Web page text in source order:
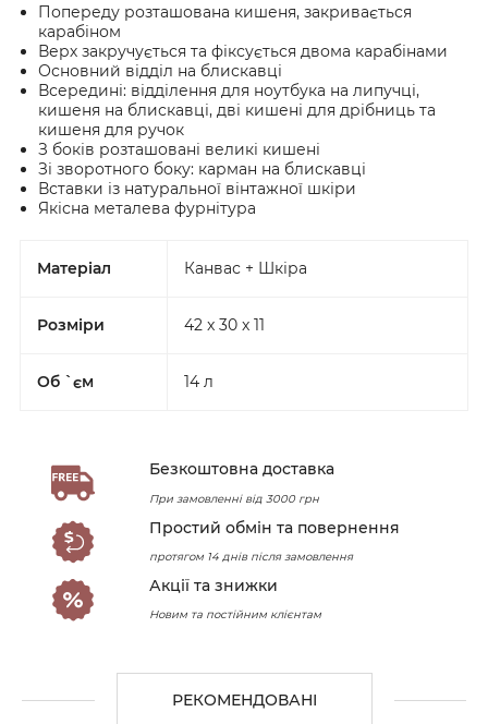
Попереду розташована кишеня, закривається
карабіном
Верх закручується та фіксується двома карабінами
Основний відділ на блискавці
Всередині: відділення для ноутбука на липучці,
кишеня на блискавці, дві кишені для дрібниць та
кишеня для ручок
З боків розташовані великі кишені
Зі зворотного боку: карман на блискавці
Вставки із натуральної вінтажної шкіри
Якісна металева фурнітура
Матеріал Канвас + Шкіра
Розміри 42 x 30 x 11
Об `єм 14 л
Безкоштовна доставка
При замовленні від 3000 грн
Простий обмін та повернення
протягом 14 днів після замовлення
Акції та знижки
Новим та постійним клієнтам
РЕКОМЕНДОВАНІ